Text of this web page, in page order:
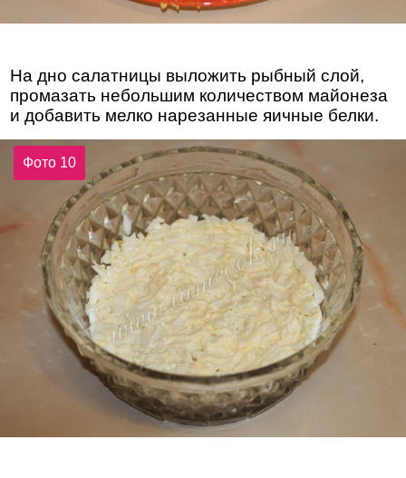
На дно салатницы выложить рыбный слой,
промазать небольшим количеством майонеза
и добавить мелко нарезанные яичные белки.
Фото 10